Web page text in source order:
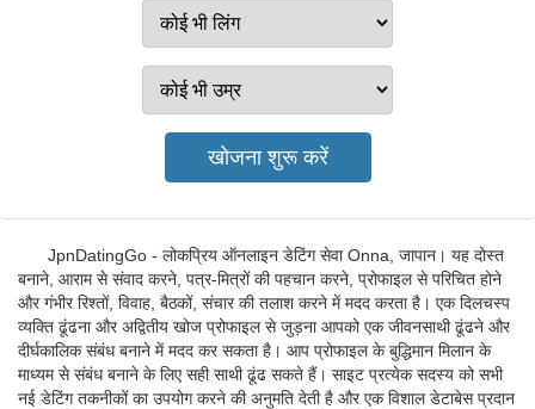
JpnDatingGo - लोकप्रिय ऑनलाइन डेटिंग सेवा Onna, जापान। यह दोस्त
बनाने, आराम से संवाद करने, पत्र-मित्रों की पहचान करने, प्रोफाइल से परिचित होने
और गंभीर रिश्तों, विवाह, बैठकों, संचार की तलाश करने में मदद करता है। एक दिलचस्प
व्यक्ति ढूंढना और अद्वितीय खोज प्रोफाइल से जुड़ना आपको एक जीवनसाथी ढूंढने और
दीर्घकालिक संबंध बनाने में मदद कर सकता है। आप प्रोफाइल के बुद्धिमान मिलान के
माध्यम से संबंध बनाने के लिए सही साथी ढूंढ सकते हैं। साइट प्रत्येक सदस्य को सभी
नई डेटिंग तकनीकों का उपयोग करने की अनुमति देती है और एक विशाल डेटाबेस प्रदान